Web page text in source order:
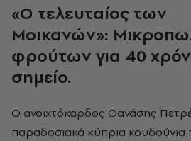
«Ο τελευταίος των
Μοικανών»: M
φρούτων για 40
σημείο.
Ο ανοιχτόκαρδος Θανάσης Πετρέκας, χτυπά τα
παραδοσιακά κύπρια κουδούνια